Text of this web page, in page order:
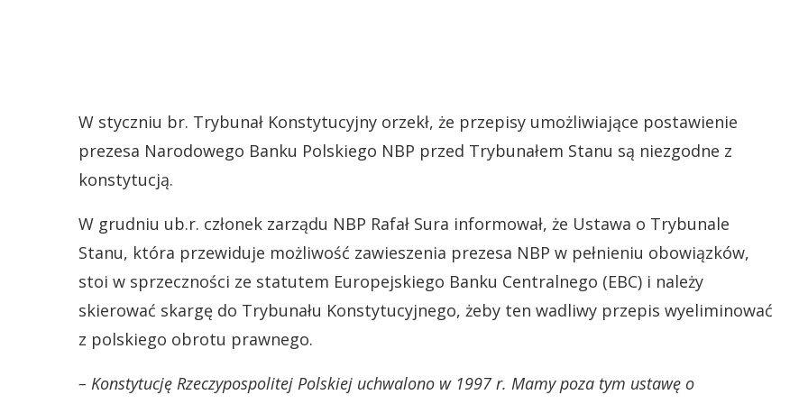
W styczniu br. Trybunał Konstytucyjny orzekł, że przepisy umożliwiające postawienie
prezesa Narodowego Banku Polskiego NBP przed Trybunałem Stanu są niezgodne z
konstytucją.
W grudniu ub.r. członek zarządu NBP Rafał Sura informował, że Ustawa o Trybunale
Stanu, która przewiduje możliwość zawieszenia prezesa NBP w pełnieniu obowiązków,
stoi w sprzeczności ze statutem Europejskiego Banku Centralnego (EBC) i należy
skierować skargę do Trybunału Konstytucyjnego, żeby ten wadliwy przepis wyeliminować
z polskiego obrotu prawnego.
– Konstytucję Rzeczypospolitej Polskiej uchwalono w 1997 r. Mamy poza tym ustawę o